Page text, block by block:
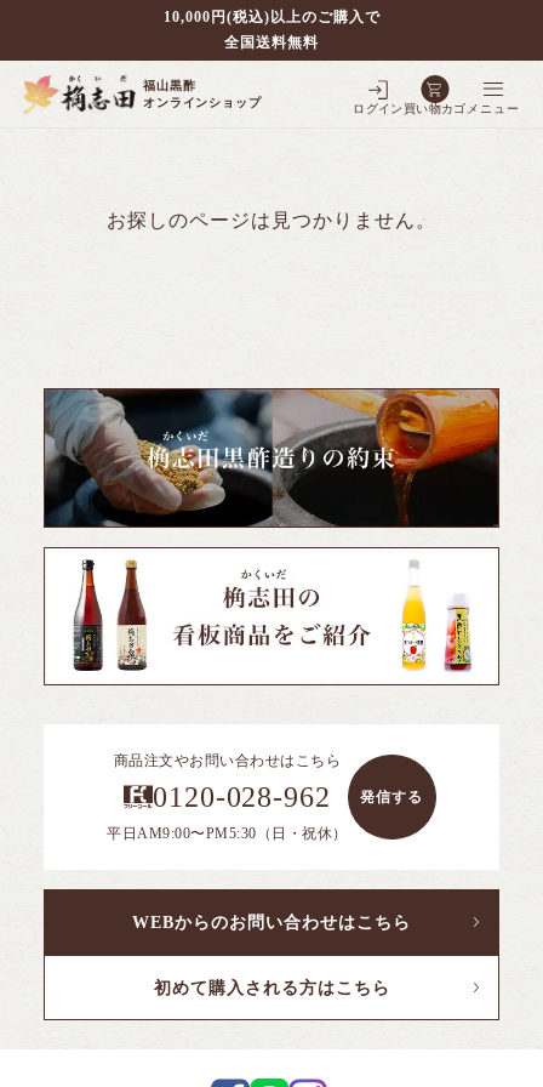
10,000円(税込)以上のご購入で
全国送料無料
福山黒酢
オンラインショップ
ログイン 買い物カゴ メニュー
3年熟成黒酢
5年熟成黒酢
10年熟成黒酢
機能性表示食品
壷仕込み発酵豆酢
全ての商品を見る
3年熟成大豆酢
10年熟成大豆酢
15年熟成黒豆酢
フルーツ黒酢
全ての商品を見る
フルーツ黒酢
冷凍果実
シェフの調味料
全ての商品を見る
合わせ酢
ソース
ポン酢
ジャム
黒酢スイーツ
全ての商品を見る
ケーキ
ふくれ菓子
サプリ／アミノ酸飲料
ギフトシリーズ
全ての商品を見る
PANTOSU
お探しのページは見つかりません。
商品注文やお問い合わせはこちら
0120-028-962
平日AM9:00〜PM5:30（日・祝休）
発信する
WEBからのお問い合わせはこちら
初めて購入される方はこちら